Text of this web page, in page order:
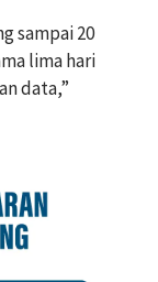
sampai 20
lima hari
data,”